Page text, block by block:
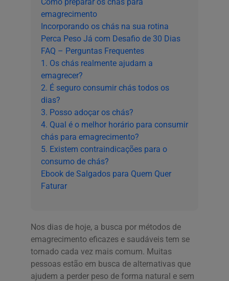
emagrecimento
Incorporando os chás na sua rotina
Perca Peso Já com Desafio de 30 Dias
FAQ – Perguntas Frequentes
1. Os chás realmente ajudam a
emagrecer?
2. É seguro consumir chás todos os
dias?
3. Posso adoçar os chás?
4. Qual é o melhor horário para consumir
chás para emagrecimento?
5. Existem contraindicações para o
consumo de chás?
Ebook de Salgados para Quem Quer
Faturar
Nos dias de hoje, a busca por métodos de
emagrecimento eficazes e saudáveis tem se
tornado cada vez mais comum. Muitas
pessoas estão em busca de alternativas que
ajudem a perder peso de forma natural e sem